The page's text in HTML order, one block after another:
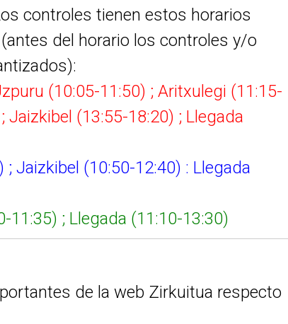
controles tienen estos horarios
del horario los controles y/o
(10:05-11:50) ; Aritxulegi (11:15-
Jaizkibel (13:55-18:20) ; Llegada
; Jaizkibel (10:50-12:40) : Llegada
11:35) ; Llegada (11:10-13:30)
de la web Zirkuitua respecto